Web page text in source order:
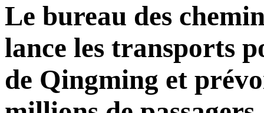
Le bureau des
lance les transports
de Qingming et